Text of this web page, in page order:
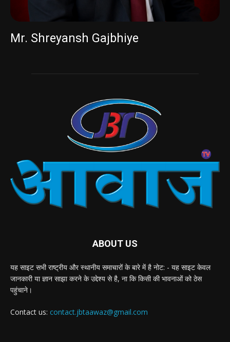
Mr. Shreyansh Gajbhiye
ABOUT US
यह साइट सभी राष्ट्रीय और स्थानीय समाचारों के बारे में है नोट: - यह साइट केवल
जानकारी या ज्ञान साझा करने के उद्देश्य से है, ना कि किसी की भावनाओं को ठेस
पहुंचाने।
Contact us: contact.jbtaawaz@gmail.com